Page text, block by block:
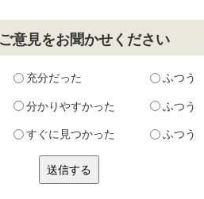
意見をお聞かせください
充分だった ふつう
分かりやすかった ふつう
すぐに見つかった ふつう